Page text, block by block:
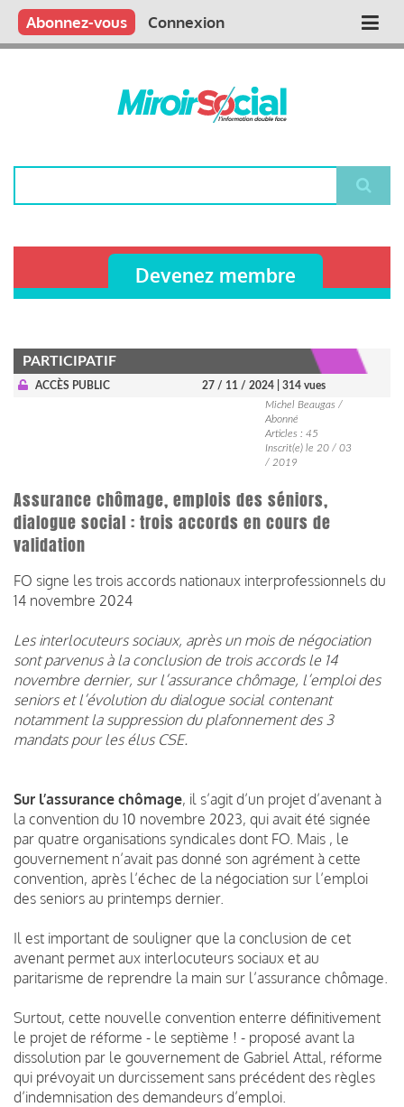
Aller
contenu
Main
Qui sommes nous ?
Vous publiez
Nous publions
Contactez-nous
Abonnez-vous Connexion
Devenez membre
PARTICIPATIF
ACCÈS PUBLIC 27 / 11 / 2024
| 314 vues
Michel Beaugas /
Abonné
Articles : 45
Inscrit(e) le 20 / 03
/ 2019
Assurance chômage, emplois des séniors,
dialogue social : trois accords en cours de
validation
FO signe les trois accords nationaux interprofessionnels du
14 novembre 2024
Les interlocuteurs sociaux, après un mois de négociation
sont parvenus à la conclusion de trois accords le 14
novembre dernier, sur l’assurance chômage, l’emploi des
seniors et l’évolution du dialogue social contenant
notamment la suppression du plafonnement des 3
mandats pour les élus CSE.
Sur l’assurance chômage, il s’agit d’un projet d’avenant à
la convention du 10 novembre 2023, qui avait été signée
par quatre organisations syndicales dont FO. Mais , le
gouvernement n’avait pas donné son agrément à cette
convention, après l’échec de la négociation sur l’emploi
des seniors au printemps dernier.
Il est important de souligner que la conclusion de cet
avenant permet aux interlocuteurs sociaux et au
paritarisme de reprendre la main sur l’assurance chômage.
Surtout, cette nouvelle convention enterre définitivement
le projet de réforme - le septième ! - proposé avant la
dissolution par le gouvernement de Gabriel Attal, réforme
qui prévoyait un durcissement sans précédent des règles
d’indemnisation des demandeurs d’emploi.